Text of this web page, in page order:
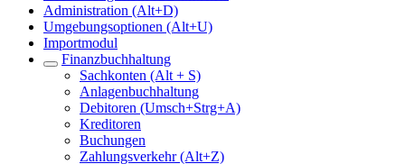
Administration (Alt+D)
Umgebungsoptionen (Alt+U)
Importmodul
Finanzbuchhaltung
Sachkonten (Alt + S)
Anlagenbuchhaltung
Debitoren (Umsch+Strg+A)
Kreditoren
Buchungen
Zahlungsverkehr (Alt+Z)